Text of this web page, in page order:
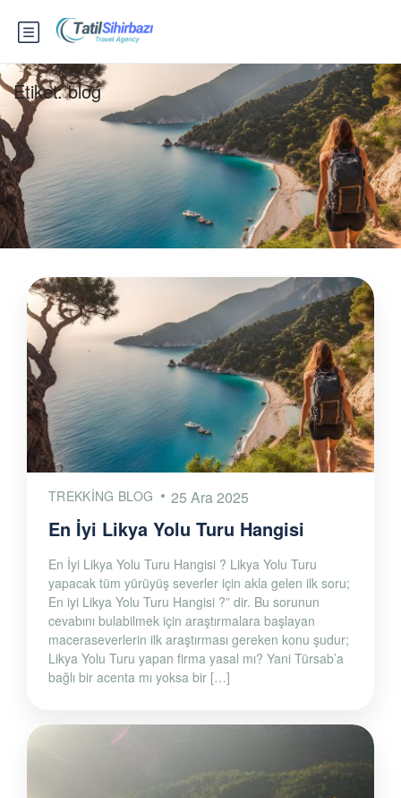
Etiket:blog
TREKKING BLOG 25 Ara 2025
En İyi Likya Yolu Turu Hangisi
En İyi Likya Yolu Turu Hangisi ? Likya Yolu Turu
yapacak tüm yürüyüş severler için akla gelen ilk soru;
En iyi Likya Yolu Turu Hangisi ?” dir. Bu sorunun
cevabını bulabilmek için araştırmalara başlayan
maceraseverlerin ilk araştırması gereken konu şudur;
Likya Yolu Turu yapan firma yasal mı? Yani Türsab’a
bağlı bir acenta mı yoksa bir […]